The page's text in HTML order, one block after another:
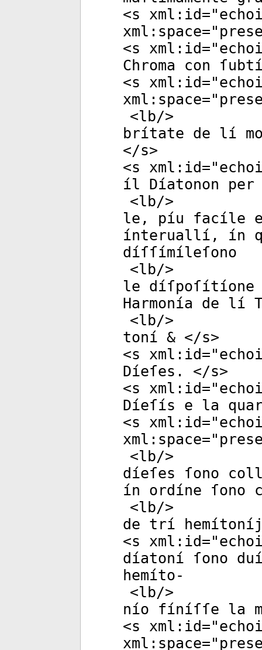
<s xml:id="
xml:space="
<s xml:id="
Chroma con
<s xml:id="
xml:space="
<lb/>
brítate de lí
</s>
<s xml:id="
íl Díatonon per
<lb/>
le, píu facíle
ínteruallí, ín
díſſímíleſono
<lb/>
le
Harmonía de lí
<lb/>
toní & </s>
<s xml:id="
Díeſes. </s>
<s xml:id="
Díeſís e la
<s xml:id="
xml:space="
<lb/>
díeſes ſono
ín ordíne ſono
<lb/>
de trí
<s xml:id="
díatoní ſono
hemíto-
<lb/>
nío fíníſſe la
<s xml:id="
xml:space="